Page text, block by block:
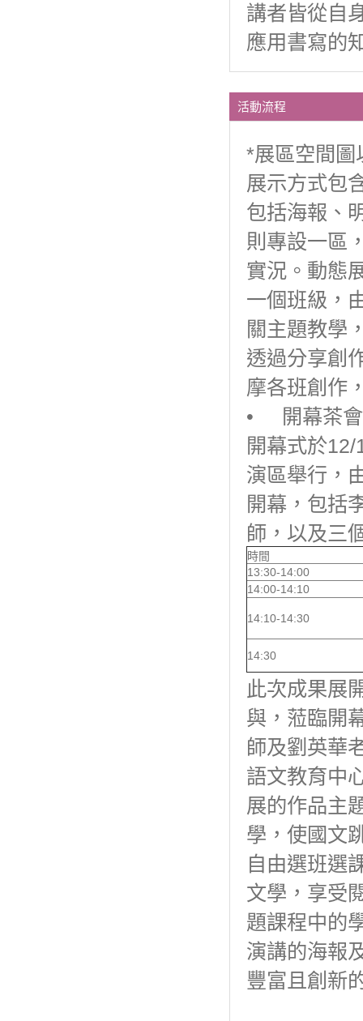
講者皆從自
應用書寫的
活動流程
*展區空間圖
展示方式包
包括海報、
則專設一區
實況。動態
一個班級，
關主題教學
透過分享創
摩各班創作
• 開幕茶會
開幕式於
演區舉行，
開幕，包括
師，以及三
時間
13:30-14:00
14:00-14:10
14:10-14:30
14:30
此次成果展
與，蒞臨開
師及劉英華
語文教育中
展的作品主
學，使國文
自由選班選
文學，享受
題課程中的
演講的海報
豐富且創新